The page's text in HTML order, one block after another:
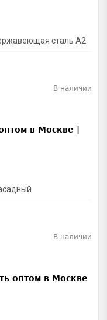
сталь A2
В наличии
В наличии